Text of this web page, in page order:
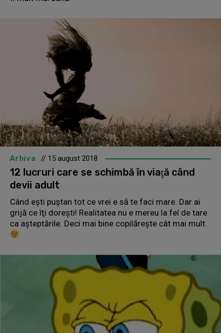
Arhiva // 15 august 2018
12 lucruri care se schimbă în viaţă când
devii adult
Când eşti puştan tot ce vrei e să te faci mare. Dar ai
grijă ce îţi doreşti! Realitatea nu e mereu la fel de tare
ca aşteptările. Deci mai bine copilăreşte cât mai mult